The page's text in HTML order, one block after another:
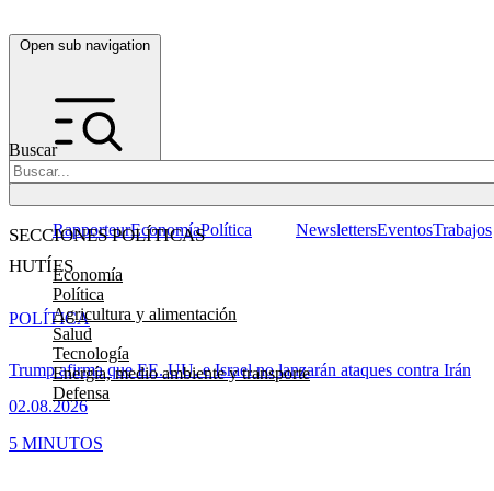
Open sub navigation
Buscar
SECCIONES POLÍTICAS
Economía
Política
Agricultura y alimentación
Salud
Tecnología
Energía, medio ambiente y transporte
Defensa
RapporteurEconomíaPolítica NewslettersEventosTrabajos
HUTÍES
Trump afirma que EE. UU. e Israel no lanzarán ataques contra Irán
02.08.2026
POLÍTICA
5 MINUTOS